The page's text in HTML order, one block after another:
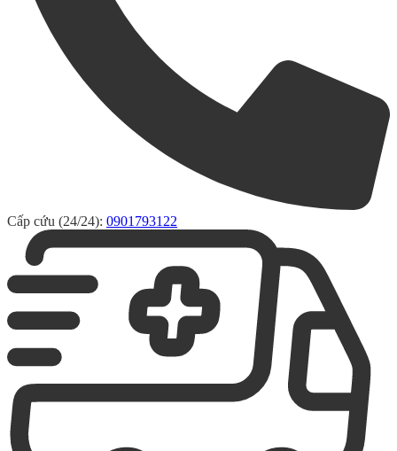
Cấp cứu (24/24): 0901793122